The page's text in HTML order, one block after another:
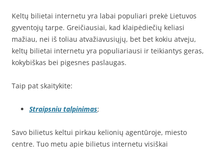
Keltų bilietai internetu yra labai populiari prekė Lietuvos
gyventojų tarpe. Greičiausiai, kad klaipėdiečių keliasi
mažiau, nei iš toliau atvažiavusiųjų, bet bet kokiu atveju,
keltų bilietai internetu yra populiariausi ir teikiantys geras,
kokybiškas bei pigesnes paslaugas.
Taip pat skaitykite:
Straipsniu talpinimas;
Savo bilietus keltui pirkau kelionių agentūroje, miesto
centre. Tuo metu apie bilietus internetu visiškai